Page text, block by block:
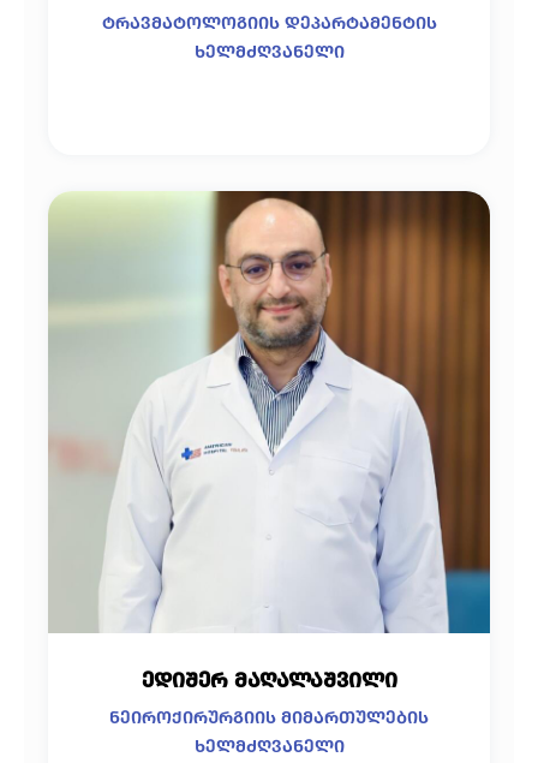
ტრავმატოლოგიის დეპარტამენტის
ხელმძღვანელი
ედიშერ მაღალაშვილი
ნეიროქირურგიის მიმართულების
ხელმძღვანელი